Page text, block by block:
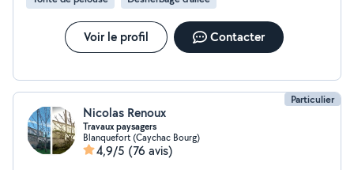
Voir le profil Contacter
Particulier
Nicolas Renoux
Travaux paysagers
Blanquefort (Caychac Bourg)
4,9/5 (76 avis)